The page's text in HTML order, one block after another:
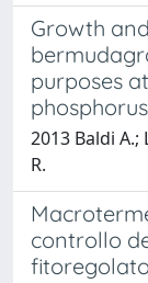
Growth
purposes
2013 Baldi A.;
R.
controllo